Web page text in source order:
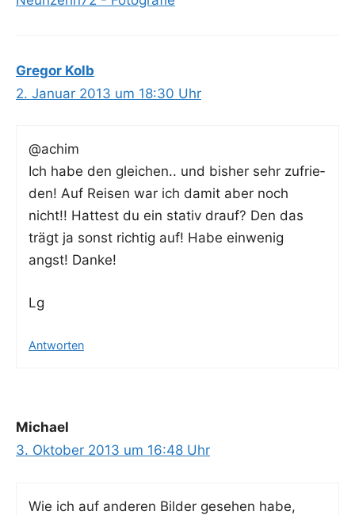
Gregor Kolb
2. Januar 2013 um 18:30 Uhr
@achim
Ich habe den glei­chen.. und bis­her sehr zufrie­
den! Auf Rei­sen war ich damit aber noch
nicht!! Hat­test du ein sta­tiv drauf? Den das
trägt ja sonst rich­tig auf! Habe ein­we­nig
angst! Danke!
Lg
Antworten
Michael
3. Oktober 2013 um 16:48 Uhr
Wie ich auf ande­ren Bil­der gese­hen habe,